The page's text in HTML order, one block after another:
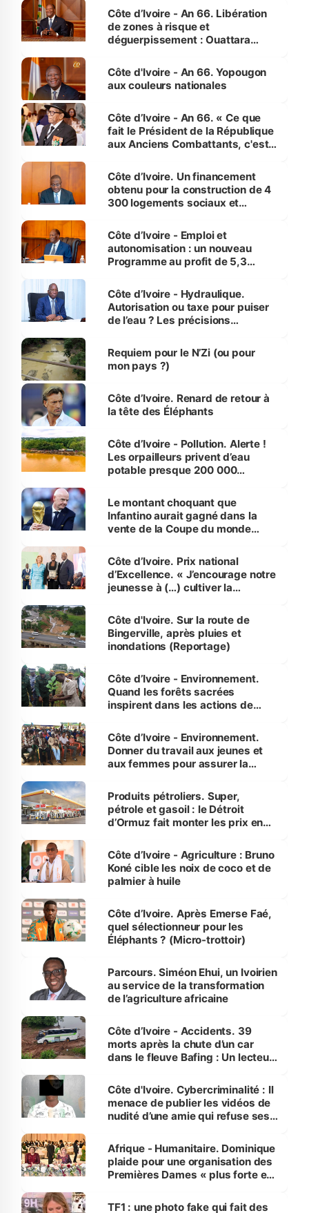
milieu des sinistrés
Côte d’Ivoire - An 66. Libération
de zones à risque et
déguerpissement : Ouattara
l'Etat de droit pour préserver les
vies humaines »
Côte d'Ivoire - An 66. Yopougon
aux couleurs nationales
Côte d’Ivoire - An 66. « Ce que
fait le Président de la République
aux Anciens Combattants, c'est
Côte d’Ivoire. Un financement
obtenu pour la construction de 4
300 logements sociaux et
et Yamoussoukro
Côte d’Ivoire - Emploi et
autonomisation : un nouveau
Programme au profit de 5,3
Côte d’Ivoire - Hydraulique.
Autorisation ou taxe pour puiser
de l’eau ? Les précisions
Requiem pour le N’Zi (ou pour
mon pays ?)
Côte d’Ivoire. Renard de retour à
la tête des Éléphants
Côte d’Ivoire - Pollution. Alerte !
Les orpailleurs privent d’eau
potable presque 200 000
Le montant choquant que
Infantino aurait gagné dans la
vente de la Coupe du monde
Côte d’Ivoire. Prix national
d’Excellence. « J’encourage notre
jeunesse à (…) cultiver la
(Alassane Ouattara
Côte d'Ivoire. Sur la route de
Bingerville, après pluies et
inondations (Reportage)
Côte d’Ivoire - Environnement.
Quand les forêts sacrées
inspirent dans les actions de
Côte d’Ivoire - Environnement.
Donner du travail aux jeunes et
aux femmes pour assurer la
menacées
Produits pétroliers. Super,
pétrole et gasoil : le Détroit
d’Ormuz fait monter les prix en
Côte d’Ivoire - Agriculture : Bruno
Koné cible les noix de coco et de
palmier à huile
Côte d’Ivoire. Après Emerse Faé,
quel sélectionneur pour les
Éléphants ? (Micro-trottoir)
Parcours. Siméon Ehui, un Ivoirien
au service de la transformation
de l’agriculture africaine
Côte d’Ivoire - Accidents. 39
morts après la chute d’un car
dans le fleuve Bafing : Un lecteur
des Transports
Côte d'Ivoire. Cybercriminalité : Il
menace de publier les vidéos de
nudité d’une amie qui refuse ses
Afrique - Humanitaire. Dominique
plaide pour une organisation des
Premières Dames « plus forte et
sur la scène internationale »
TF1 : une photo fake qui fait des